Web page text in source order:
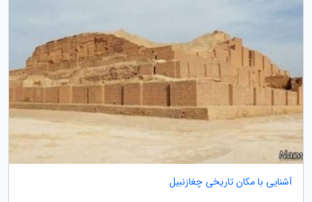
آشنایی با مکان تاریخی چغازنبیل